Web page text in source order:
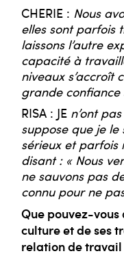
CHERIE : Nous
elles sont parfois
laissons l’autre
capacité à
niveaux s’accroît
grande confiance
RISA : JE n’ont
suppose que je le
sérieux et parfois
disant : « Nous
ne sauvons pas
connu pour ne
Que pouvez-
culture et de ses
relation de